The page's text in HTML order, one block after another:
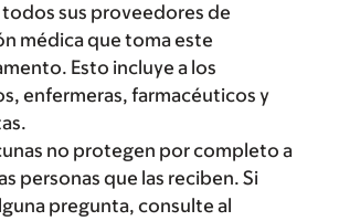
todos sus proveedores de
médica que toma este
Esto incluye a los
enfermeras, farmacéuticos y
no protegen por completo a
personas que las reciben. Si
pregunta, consulte al